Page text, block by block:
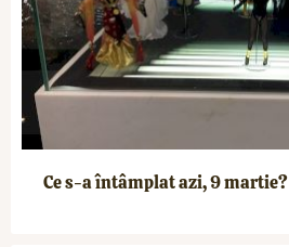
Ce s-a întâmplat azi, 9 martie?